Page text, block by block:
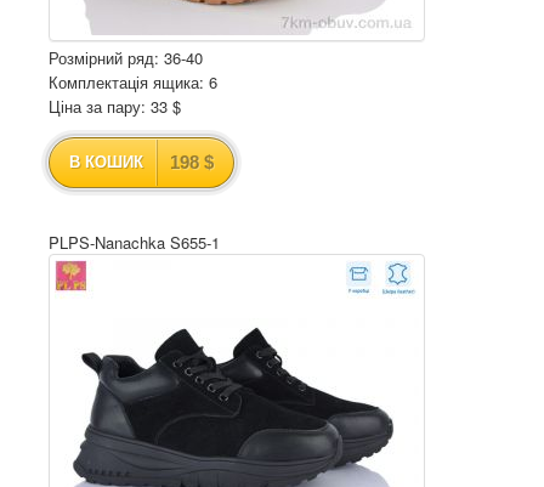
Розмірний ряд: 36-40
Комплектація ящика: 6
Ціна за пару: 33 $
В КОШИК 198 $
PLPS-Nanachka S655-1